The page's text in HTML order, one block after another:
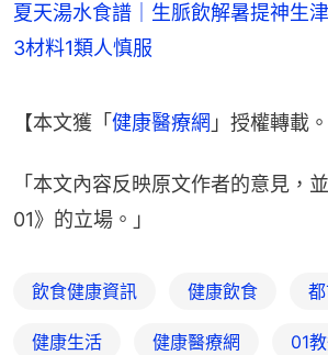
夏天湯水食譜｜生脈飲解暑提神生
3材料1類人慎服
【本文獲「 健康醫療網 」授權轉載。
「本文內容反映原文作者的意見，
01》的立場。」
飲食健康資訊 健康飲食
健康生活 健康醫療網 01